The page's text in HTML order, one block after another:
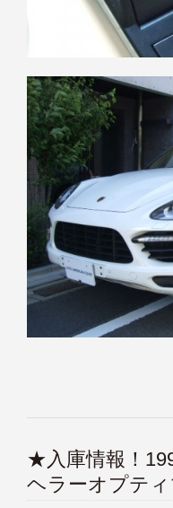
★入庫情報！
ヘラーオプテ